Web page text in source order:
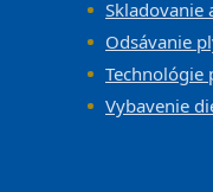
Skladovanie
Odsávanie
Technológie
Vybavenie